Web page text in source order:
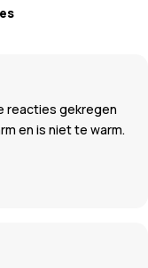
reacties gekregen
en is niet te warm.